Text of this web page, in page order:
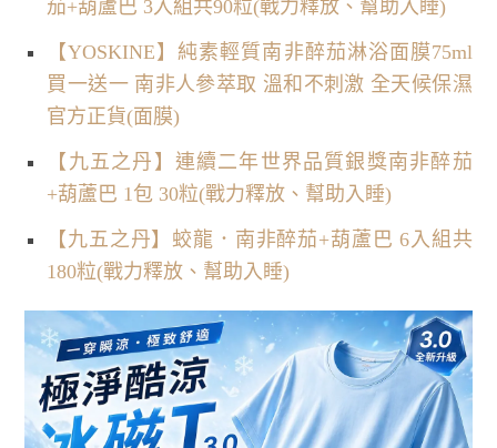
茄+葫蘆巴 3入組共90粒(戰力釋放、幫助入睡)
【YOSKINE】純素輕質南非醉茄淋浴面膜75ml
買一送一 南非人參萃取 溫和不刺激 全天候保濕
官方正貨(面膜)
【九五之丹】連續二年世界品質銀獎南非醉茄
+葫蘆巴 1包 30粒(戰力釋放、幫助入睡)
【九五之丹】蛟龍．南非醉茄+葫蘆巴 6入組共
180粒(戰力釋放、幫助入睡)